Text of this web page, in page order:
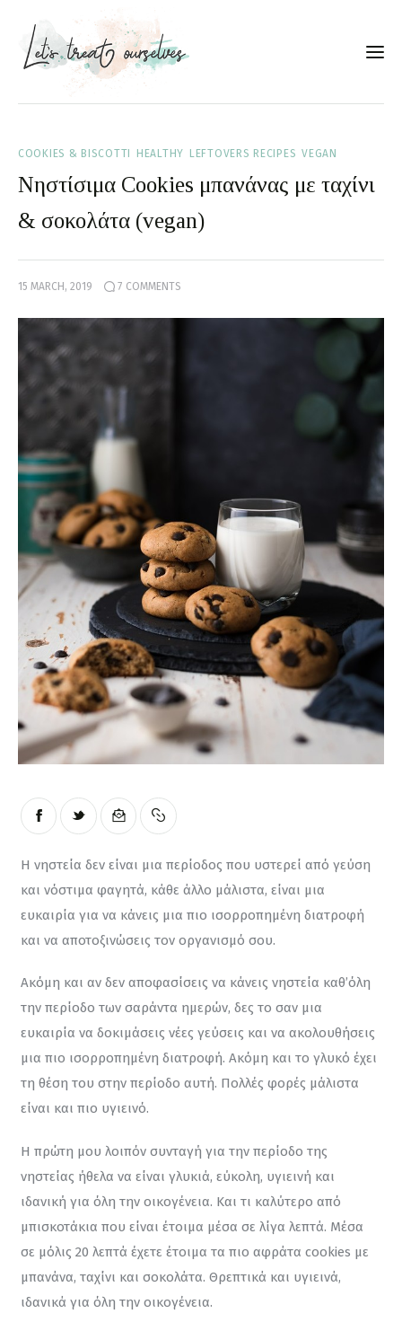
Portfolio
Services
Επικοινωνία
Συνεργασίες
Moments of Mine
FAQ
COOKIES & BISCOTTI HEALTHY LEFTOVERS RECIPES VEGAN
Νηστίσιμα Cookies μπανάνας με ταχίνι
& σοκολάτα (vegan)
15 MARCH, 2019 7 COMMENTS
Η νηστεία δεν είναι μια περίοδος που υστερεί από γεύση
και νόστιμα φαγητά, κάθε άλλο μάλιστα, είναι μια
ευκαιρία για να κάνεις μια πιο ισορροπημένη διατροφή
και να αποτοξινώσεις τον οργανισμό σου.
Ακόμη και αν δεν αποφασίσεις να κάνεις νηστεία καθ’όλη
την περίοδο των σαράντα ημερών, δες το σαν μια
ευκαιρία να δοκιμάσεις νέες γεύσεις και να ακολουθήσεις
μια πιο ισορροπημένη διατροφή. Ακόμη και το γλυκό έχει
τη θέση του στην περίοδο αυτή. Πολλές φορές μάλιστα
είναι και πιο υγιεινό.
Η πρώτη μου λοιπόν συνταγή για την περίοδο της
νηστείας ήθελα να είναι γλυκιά, εύκολη, υγιεινή και
ιδανική για όλη την οικογένεια. Και τι καλύτερο από
μπισκοτάκια που είναι έτοιμα μέσα σε λίγα λεπτά. Μέσα
σε μόλις 20 λεπτά έχετε έτοιμα τα πιο αφράτα cookies με
μπανάνα, ταχίνι και σοκολάτα. Θρεπτικά και υγιεινά,
ιδανικά για όλη την οικογένεια.